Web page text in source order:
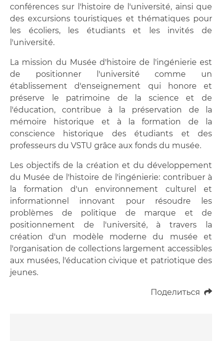
conférences sur l'histoire de l'université, ainsi que
des excursions touristiques et thématiques pour
les écoliers, les étudiants et les invités de
l'université.
La mission du Musée d'histoire de l'ingénierie est
de positionner l'université comme un
établissement d'enseignement qui honore et
préserve le patrimoine de la science et de
l'éducation, contribue à la préservation de la
mémoire historique et à la formation de la
conscience historique des étudiants et des
professeurs du VSTU grâce aux fonds du musée.
Les objectifs de la création et du développement
du Musée de l'histoire de l'ingénierie: contribuer à
la formation d'un environnement culturel et
informationnel innovant pour résoudre les
problèmes de politique de marque et de
positionnement de l'université, à travers la
création d'un modèle moderne du musée et
l'organisation de collections largement accessibles
aux musées, l'éducation civique et patriotique des
jeunes.
Поделиться